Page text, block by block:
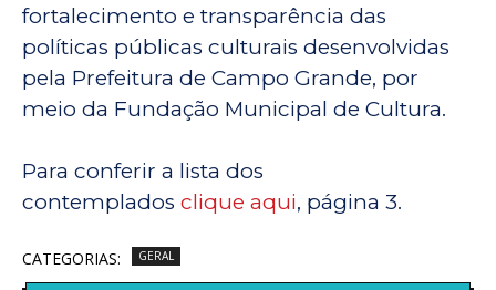
fortalecimento e transparência das
políticas públicas culturais desenvolvidas
pela Prefeitura de Campo Grande, por
meio da Fundação Municipal de Cultura.
Para conferir a lista dos
contemplados clique aqui, página 3.
CATEGORIAS: GERAL